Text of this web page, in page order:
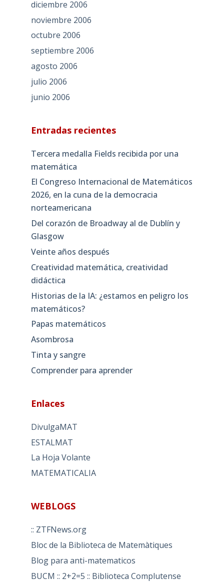
diciembre 2006
noviembre 2006
octubre 2006
septiembre 2006
agosto 2006
julio 2006
junio 2006
Entradas recientes
Tercera medalla Fields recibida por una
matemática
El Congreso Internacional de Matemáticos
2026, en la cuna de la democracia
norteamericana
Del corazón de Broadway al de Dublín y
Glasgow
Veinte años después
Creatividad matemática, creatividad
didáctica
Historias de la IA: ¿estamos en peligro los
matemáticos?
Papas matemáticos
Asombrosa
Tinta y sangre
Comprender para aprender
Enlaces
DivulgaMAT
ESTALMAT
La Hoja Volante
MATEMATICALIA
WEBLOGS
:: ZTFNews.org
Bloc de la Biblioteca de Matemàtiques
Blog para anti-matematicos
BUCM :: 2+2=5 :: Biblioteca Complutense